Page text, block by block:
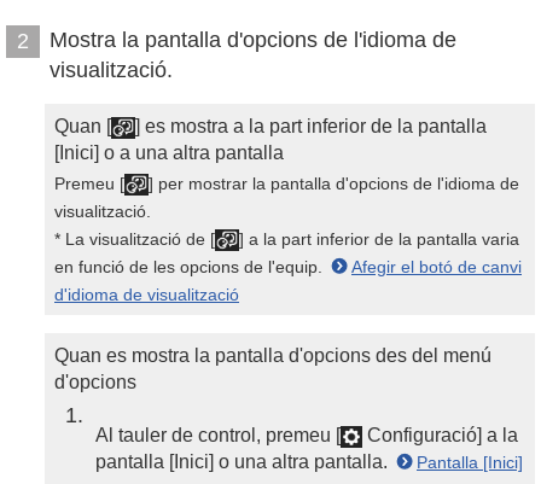
2
Mostra la pantalla d'opcions de l'idioma de
visualització.
Quan [
] es mostra a la part inferior de la pantalla
[Inici] o a una altra pantalla
Premeu [
] per mostrar la pantalla d'opcions de l'idioma de
visualització.
* La visualització de [
] a la part inferior de la pantalla varia
en funció de les opcions de l'equip.
Afegir el botó de canvi
d'idioma de visualització
Quan es mostra la pantalla d'opcions des del menú
d'opcions
1
Al tauler de control, premeu [
Configuració] a la
pantalla [Inici] o una altra pantalla.
Pantalla [Inici]